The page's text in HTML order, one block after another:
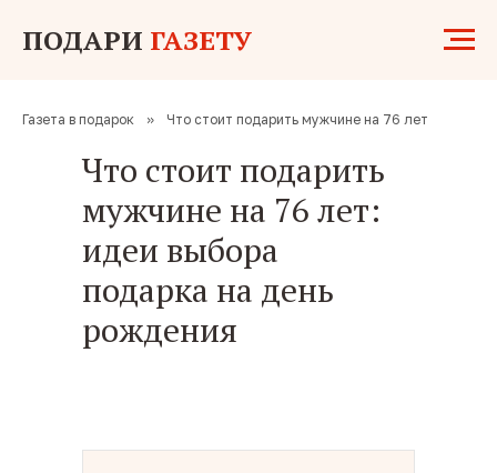
ПОДАРИ ГАЗЕТУ
Газета в подарок » Что стоит подарить мужчине на 76 лет
Что стоит подарить
мужчине на 76 лет:
идеи выбора
подарка на день
рождения